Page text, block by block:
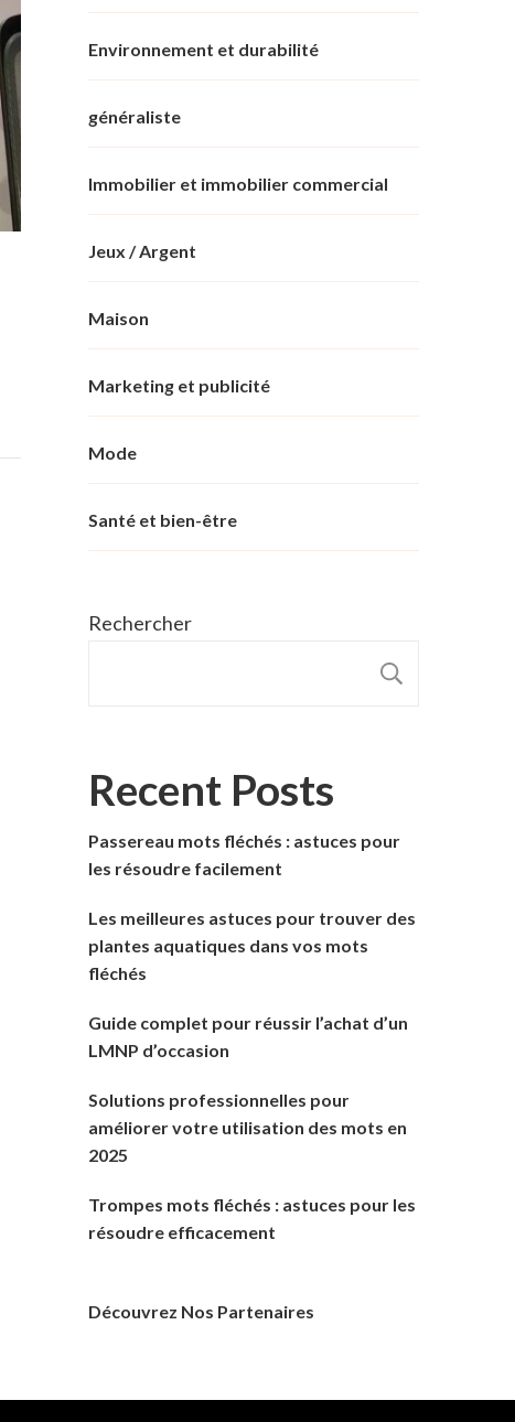
Environnement et durabilité
généraliste
Immobilier et immobilier commercial
Jeux / Argent
Maison
Marketing et publicité
Mode
Santé et bien-être
Rechercher
Recent Posts
Passereau mots fléchés : astuces pour
les résoudre facilement
Les meilleures astuces pour trouver des
plantes aquatiques dans vos mots
fléchés
Guide complet pour réussir l’achat d’un
LMNP d’occasion
Solutions professionnelles pour
améliorer votre utilisation des mots en
2025
Trompes mots fléchés : astuces pour les
résoudre efficacement
Découvrez Nos Partenaires